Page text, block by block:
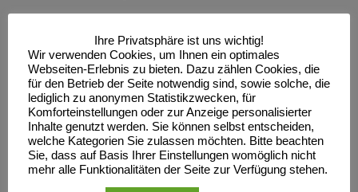
Landesmeisterschaft abzuliefern.
SCN vs. SV Warnemünde = 2:0 (25:10, 25:12)
SCN vs. TSG Zingst = 0:2 (12:25, 18:25)
SCN vs. 1.VCStralsund = 0:2 (13:25, 18:25)
SCN vs.1.VCParchim = 0:2 (18:25, 13:25)
Es spielten: Nike, Marie, Lara, Paulin, Evija, Tia, Elisa, Mia,
Pauline, Matilda, Oleksandra
Ihre Privatsphäre ist uns wichtig!
Wir verwenden Cookies, um Ihnen ein optimales
Webseiten-Erlebnis zu bieten. Dazu zählen Cookies, die
für den Betrieb der Seite notwendig sind, sowie solche, die
lediglich zu anonymen Statistikzwecken, für
Komforteinstellungen oder zur Anzeige personalisierter
Inhalte genutzt werden. Sie können selbst entscheiden,
welche Kategorien Sie zulassen möchten. Bitte beachten
Sie, dass auf Basis Ihrer Einstellungen womöglich nicht
mehr alle Funktionalitäten der Seite zur Verfügung stehen.